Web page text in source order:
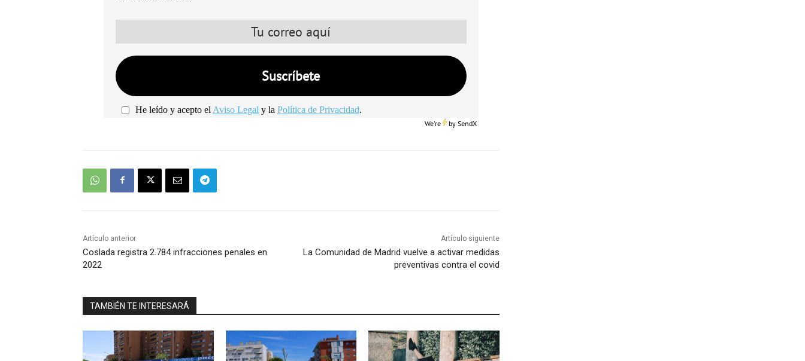
He leído y acepto el Aviso Legal y la Política de Privacidad.
We're bySendX
Artículo anterior
Coslada registra 2.784 infracciones penales en
2022
Artículo siguiente
La Comunidad de Madrid vuelve a activar medidas
preventivas contra el covid
TAMBIÉN TE INTERESARÁ